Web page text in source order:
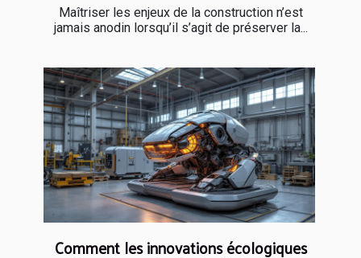
Maîtriser les enjeux de la construction n’est
jamais anodin lorsqu’il s’agit de préserver la...
Comment les innovations écologiques